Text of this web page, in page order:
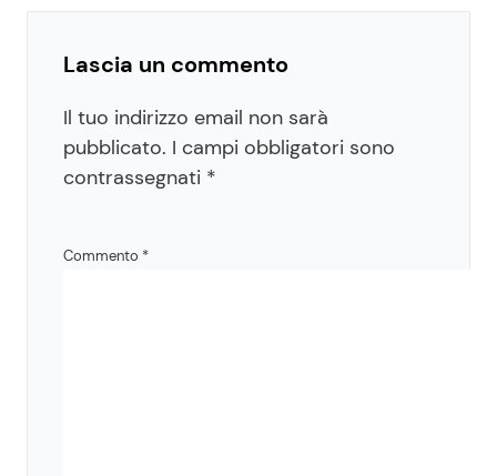
Lascia un commento
Il tuo indirizzo email non sarà
pubblicato. I campi obbligatori sono
contrassegnati *
Commento *